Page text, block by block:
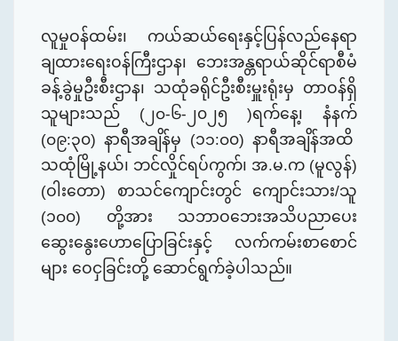
လူမှုဝန်ထမ်း၊ ကယ်ဆယ်ရေးနှင့်ပြန်လည်နေရာ
ချထားရေးဝန်ကြီးဌာန၊ ဘေးအန္တရာယ်ဆိုင်ရာစီမံ
ခန့်ခွဲမှုဦးစီးဌာန၊ သထုံခရိုင်ဦးစီးမှူးရုံးမှ တာဝန်ရှိ
သူများသည် (၂၀-၆-၂၀၂၅ )ရက်နေ့၊နံနက်
(၀၉:၃၀) နာရီအချိန်မှ (၁၁:၀၀) နာရီအချိန်အထိ
သထုံမြို့နယ်၊ ဘင်လှိုင်ရပ်ကွက်၊ အ.မ.က (မူလွန်)
(ဝါးတော) စာသင်ကျောင်းတွင် ကျောင်းသား/သူ
(၁၀၀) တို့အား သဘာဝဘေးအသိပညာပေး
ဆွေးနွေးဟောပြောခြင်းနှင့် လက်ကမ်းစာစောင်
များ ဝေငှခြင်းတို့ ဆောင်ရွက်ခဲ့ပါသည်။